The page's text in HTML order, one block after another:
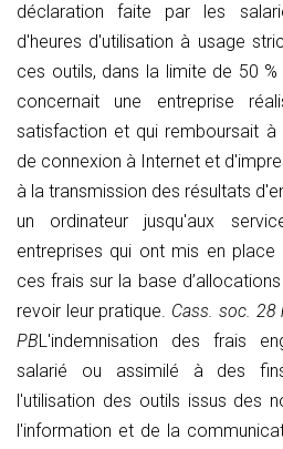
déclaration faite par les
d'heures d'utilisation à usage
ces outils, dans la limite de 50
concernait une entreprise
satisfaction et qui remboursait à
de connexion à Internet et
à la transmission des résultats
un ordinateur jusqu'aux
entreprises qui ont mis en
ces frais sur la base
revoir leur pratique. Cass. soc. 28
PBL'indemnisation des frais
salarié ou assimilé à des
l'utilisation des outils issus des
l'information et de la